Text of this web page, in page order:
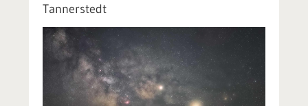
Tannerstedt